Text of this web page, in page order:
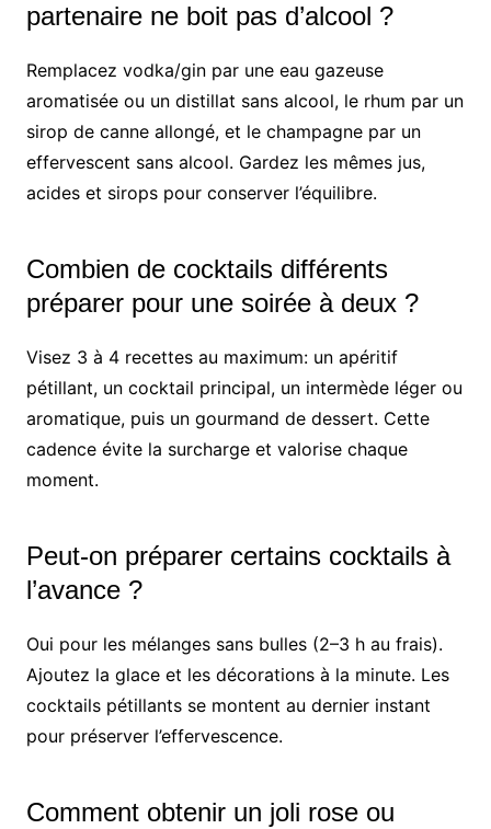
partenaire ne boit pas d’alcool ?
Remplacez vodka/gin par une eau gazeuse
aromatisée ou un distillat sans alcool, le rhum par un
sirop de canne allongé, et le champagne par un
effervescent sans alcool. Gardez les mêmes jus,
acides et sirops pour conserver l’équilibre.
Combien de cocktails différents
préparer pour une soirée à deux ?
Visez 3 à 4 recettes au maximum: un apéritif
pétillant, un cocktail principal, un intermède léger ou
aromatique, puis un gourmand de dessert. Cette
cadence évite la surcharge et valorise chaque
moment.
Peut-on préparer certains cocktails à
l’avance ?
Oui pour les mélanges sans bulles (2–3 h au frais).
Ajoutez la glace et les décorations à la minute. Les
cocktails pétillants se montent au dernier instant
pour préserver l’effervescence.
Comment obtenir un joli rose ou